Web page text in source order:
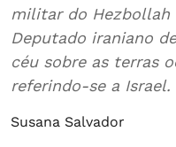
militar do Hezbollah
Deputado iraniano
céu sobre as terras
referindo-se a Israel.
Susana Salvador